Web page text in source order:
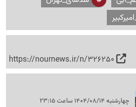
https://nournews.ir/n/326250
چهارشنبه 1404/08/14 ساعت 23:15